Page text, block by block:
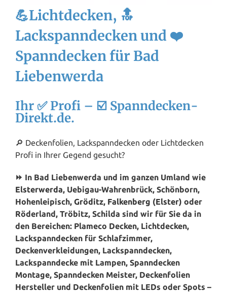
💪Lichtdecken, 🔝
Lackspanndecken und ❤️
Spanndecken für Bad
Liebenwerda
Ihr ✅ Profi – ☑️ Spanndecken-
Direkt.de.
🔎 Deckenfolien, Lackspanndecken oder Lichtdecken
Profi in Ihrer Gegend gesucht?
⏩ In Bad Liebenwerda und im ganzen Umland wie
Elsterwerda, Uebigau-Wahrenbrück, Schönborn,
Hohenleipisch, Gröditz, Falkenberg (Elster) oder
Röderland, Tröbitz, Schilda sind wir für Sie da in
den Bereichen: Plameco Decken, Lichtdecken,
Lackspanndecken für Schlafzimmer,
Deckenverkleidungen, Lackspanndecken,
Lackspanndecke mit Lampen, Spanndecken
Montage, Spanndecken Meister, Deckenfolien
Hersteller und Deckenfolien mit LEDs oder Spots –